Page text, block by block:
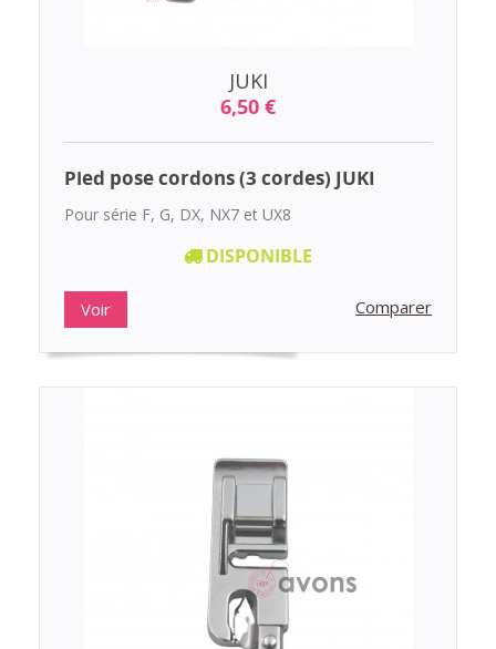
JUKI
6,50 €
Pied pose cordons (3 cordes) JUKI
Pour série F, G, DX, NX7 et UX8
DISPONIBLE
Voir Comparer